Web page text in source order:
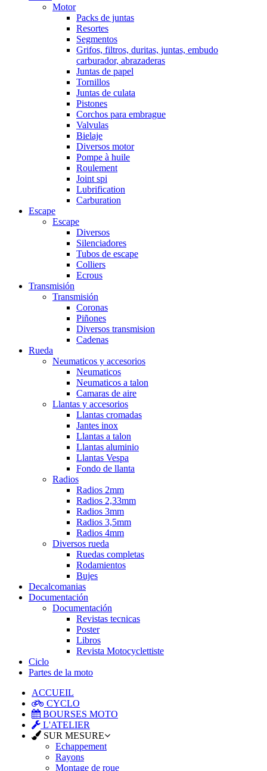
Motor
Packs de juntas
Resortes
Segmentos
Grifos, filtros, duritas, juntas, embudo
carburador, abrazaderas
Juntas de papel
Tornillos
Juntas de culata
Pistones
Corchos para embrague
Valvulas
Bielaje
Diversos motor
Pompe à huile
Roulement
Joint spi
Lubrification
Carburation
Escape
Escape
Diversos
Silenciadores
Tubos de escape
Colliers
Ecrous
Transmisión
Transmisión
Coronas
Piñones
Diversos transmision
Cadenas
Rueda
Neumaticos y accesorios
Neumaticos
Neumaticos a talon
Camaras de aire
Llantas y accesorios
Llantas cromadas
Jantes inox
Llantas a talon
Llantas aluminio
Llantas Vespa
Fondo de llanta
Radios
Radios 2mm
Radios 2,33mm
Radios 3mm
Radios 3,5mm
Radios 4mm
Diversos rueda
Ruedas completas
Rodamientos
Bujes
Decalcomanias
Documentación
Documentación
Revistas tecnicas
Poster
Libros
Revista Motocyclettiste
Ciclo
Partes de la moto
ACCUEIL
CYCLO
BOURSES MOTO
L'ATELIER
SUR MESURE
Echappement
Rayons
Montage de roue